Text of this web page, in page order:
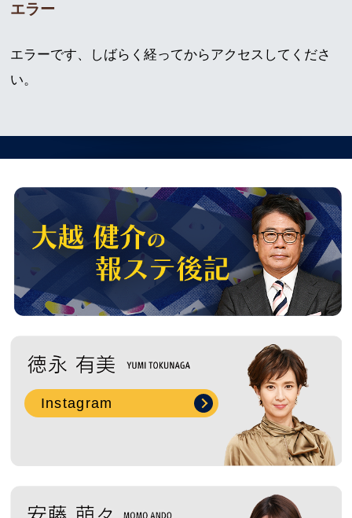
エラー
エラーです、しばらく経ってからアクセスしてくださ
い。
Instagram